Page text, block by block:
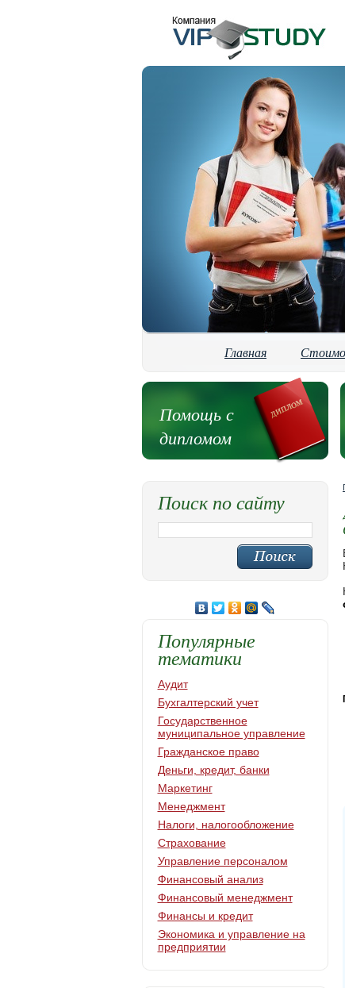
Главная
Помощь с
дипломом
Поиск по сайту
Популярные
тематики
Аудит
Бухгалтерский учет
Государственное
муниципальное управление
Гражданское право
Деньги, кредит, банки
Маркетинг
Менеджмент
Налоги, налогообложение
Страхование
Управление персоналом
Финансовый анализ
Финансовый менеджмент
Финансы и кредит
Экономика и управление на
предприятии